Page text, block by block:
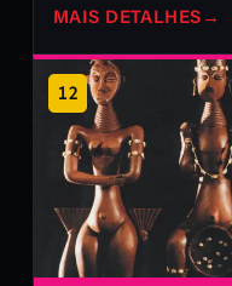
MAIS DETALHES →
12